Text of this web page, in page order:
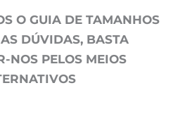
O GUIA DE TAMANHOS
DÚVIDAS, BASTA
NOS PELOS MEIOS